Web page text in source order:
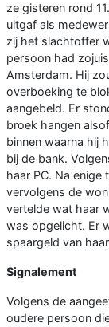
ze gisteren rond
uitgaf als
zij het slachtoffer
persoon had
Amsterdam. Hij
overboeking te
aangebeld. Er
broek hangen
binnen waarna hij
bij de bank.
haar PC. Na
vervolgens de
vertelde wat haar
was opgelicht. Er
spaargeld van
Signalement
Volgens de
oudere persoon